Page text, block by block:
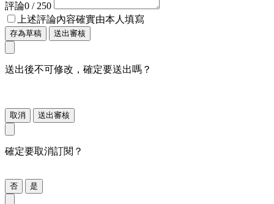
評論0 / 250
上述評論內容確實由本人填寫
存為草稿 送出審核
送出後不可修改，確定要送出嗎？
取消 送出審核
確定要取消訂閱？
否 是